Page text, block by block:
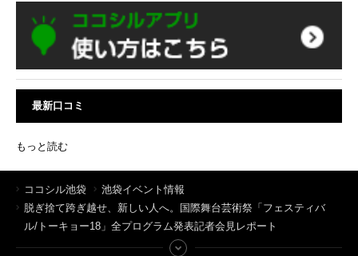
最新口コミ
もっと読む
ココシル池袋
池袋イベント情報
脱ぎ捨て跨ぎ越せ、新しい人へ。国際舞台芸術祭「フェスティバ
ル/トーキョー18」全プログラム発表記者会見レポート